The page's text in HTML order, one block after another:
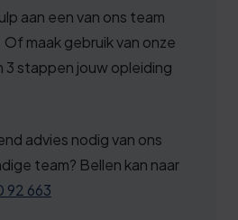
aan een van ons team
maak gebruik van onze
3 stappen jouw opleiding
advies nodig van ons
team? Bellen kan naar
92 663